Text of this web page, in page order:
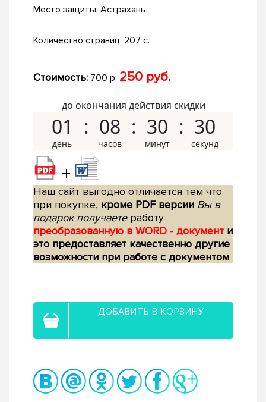
Место защиты: Астрахань
Количество страниц: 207 с.
Стоимость: 700 р.250 руб.
до окончания действия скидки
01 08 30 29
+
Наш сайт выгодно отличается тем что
при покупке, кроме PDF версии Вы в
подарок получаетеработу
преобразованную в WORD - документ и
это предоставляет качественно другие
возможности при работе с документом
ДОБАВИТЬ В КОРЗИНУ